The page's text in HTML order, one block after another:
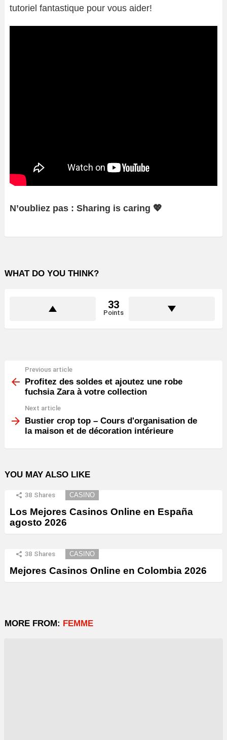
tutoriel fantastique pour vous aider!
N’oubliez pas : Sharing is caring 💖
WHAT DO YOU THINK?
33
Points
more
Previous article
Profitez des soldes et ajoutez une robe
fuchsia Zara à votre collection
Next article
Bustier crop top – Cours d'organisation de
la maison et de décoration intérieure
YOU MAY ALSO LIKE
38 Shares CASINO
Los Mejores Casinos Online en España
agosto 2026
38 Shares CASINO
Mejores Casinos Online en Colombia 2026
MORE FROM: FEMME